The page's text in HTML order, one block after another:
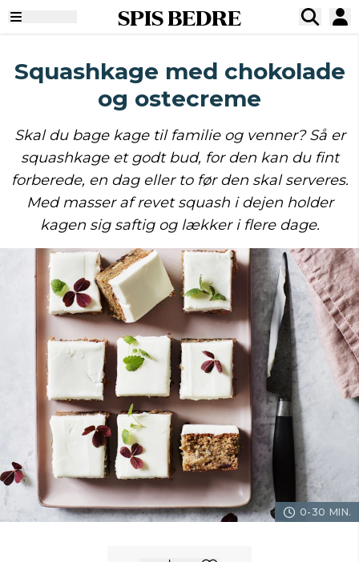
SPIS BEDRE
Squashkage med chokolade
og ostecreme
Skal du bage kage til familie og venner? Så er
squashkage et godt bud, for den kan du fint
forberede, en dag eller to før den skal serveres.
Med masser af revet squash i dejen holder
kagen sig saftig og lækker i flere dage.
0-30 MIN.